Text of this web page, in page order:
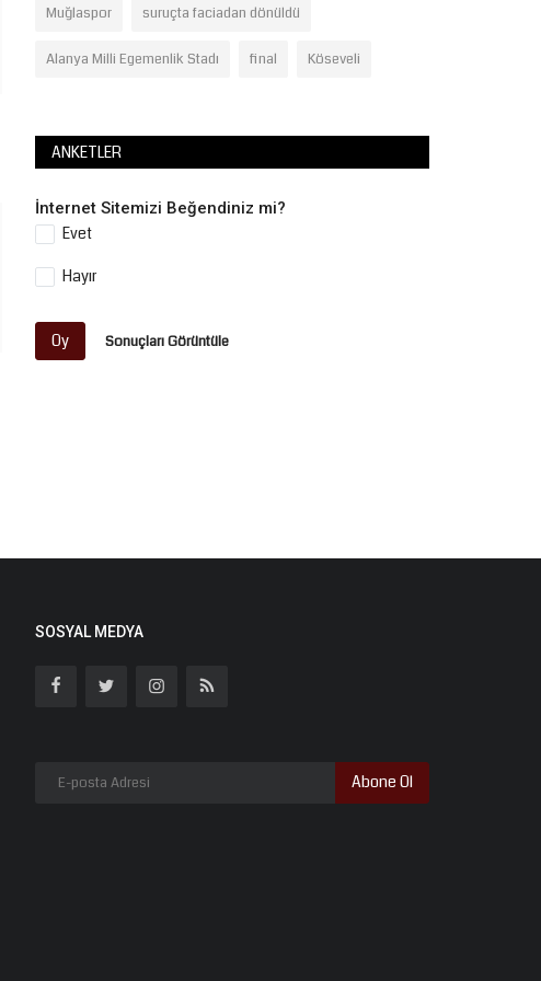
Muğlaspor suruçta faciadan dönüldü
Alanya Milli Egemenlik Stadı final Köseveli
ANKETLER
İnternet Sitemizi Beğendiniz mi?
Evet
Hayır
Oy Sonuçları Görüntüle
SOSYAL MEDYA
Abone Ol